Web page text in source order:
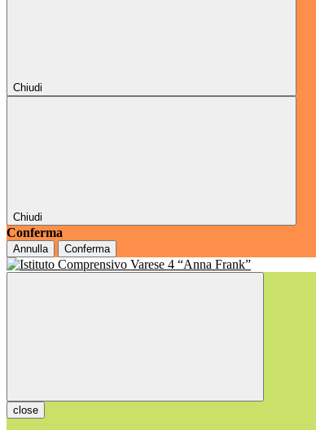
Chiudi
Chiudi
Conferma
Annulla Conferma
close